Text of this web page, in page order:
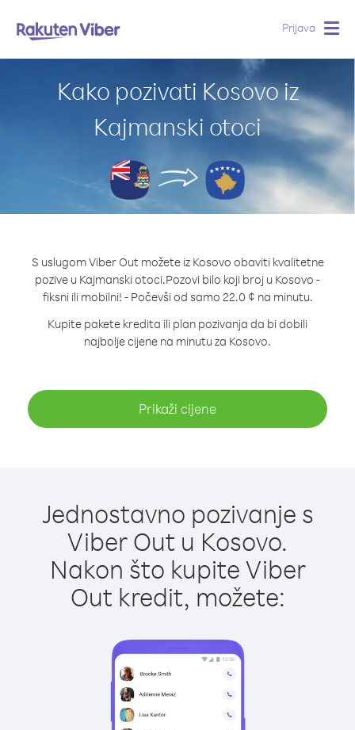
Prijava
Kako pozivati Kosovo iz
Kajmanski otoci
S uslugom Viber Out možete iz Kosovo obaviti kvalitetne
pozive u Kajmanski otoci.Pozovi bilo koji broj u Kosovo -
fiksni ili mobilni! - Počevši od samo 22.0 ¢ na minutu.
Kupite pakete kredita ili plan pozivanja da bi dobili
najbolje cijene na minutu za Kosovo.
Prikaži cijene
Jednostavno pozivanje s
Viber Out u Kosovo.
Nakon što kupite Viber
Out kredit, možete: